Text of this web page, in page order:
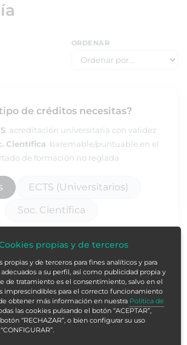
ORDENAR
de créditos necesitas?
: acreditación universitaria con validez
Científica: baremable/puntuable en el
de formación no reglada
ECTS (Universitarios)
Soc. Científica
de Iniciación en el Uso de
(IA) para Profesionales de
por Universidad de Vitoria-Gasteiz
propias y de terceros
y de terceros para fines analíticos y para
a su perfil, así como publicidad propia y
de tratamiento es el consentimiento, salvo en el
imprescindibles para el correcto funcionamiento
obtener más información en nuestra Política de
las cookies pulsando el botón “ACEPTAR”,
“RECHAZAR”, o bien configurar su uso